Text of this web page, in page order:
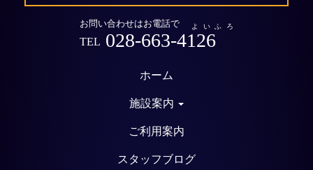
お問い合わせはお電話で よいふろ
TEL 028-663-4126
ホーム
施設案内
ご利用案内
スタッフブログ